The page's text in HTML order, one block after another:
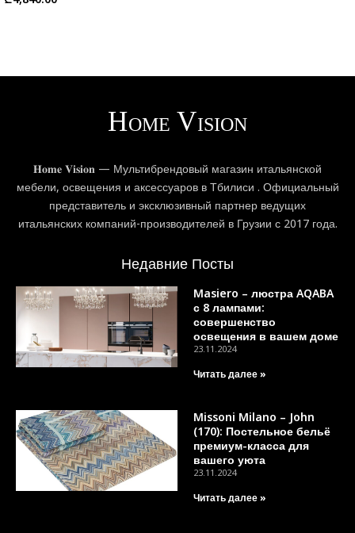
𝐇𝐨𝐦𝐞 𝐕𝐢𝐬𝐢𝐨𝐧 — Мультибрендовый магазин итальянской
мебели, освещения и аксессуаров в Тбилиси . Официальный
представитель и эксклюзивный партнер ведущих
итальянских компаний-производителей в Грузии с 2017 года.
Недавние Посты
Masiero – люстра AQABA
с 8 лампами:
совершенство
освещения в вашем доме
23.11.2024
Читать далее »
Missoni Milano – John
(170): Постельное бельё
премиум-класса для
вашего уюта
23.11.2024
Читать далее »